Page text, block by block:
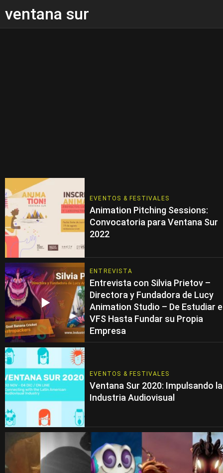
ventana sur
EVENTOS & FESTIVALES
Animation Pitching Sessions:
Convocatoria para Ventana Sur
2022
ENTREVISTA
Entrevista con Silvia Prietov –
Directora y Fundadora de Lucy
Animation Studio – De Estudiar
VFS Hasta Fundar su Propia
Empresa
EVENTOS & FESTIVALES
Ventana Sur 2020: Impulsando la
Industria Audiovisual